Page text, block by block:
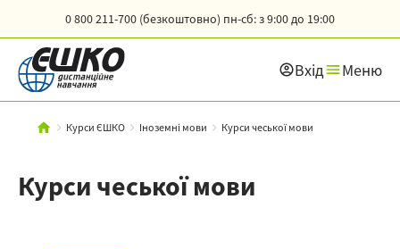
0 800 211-700 (безкоштовно) пн-сб: з 9:00 до 19:00
Вхід Меню
Курси ЄШКО Іноземні мови Курси чеської мови
Курси чеської мови